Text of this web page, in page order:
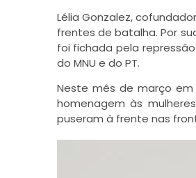
Lélia Gonzalez,
frentes de batalha. Por
foi fichada pela
do MNU e do PT.
Neste mês de março
homenagem às
puseram à frente nas